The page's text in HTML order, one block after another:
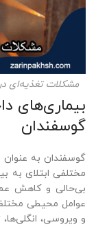
مشکلات تغذیه‌ای
بیماری‌های
گوسفندان
گوسفندان به عنوان
مختلفی ابتلای به
بی‌حالی و کاهش
عوامل محیطی
و ویروسی،